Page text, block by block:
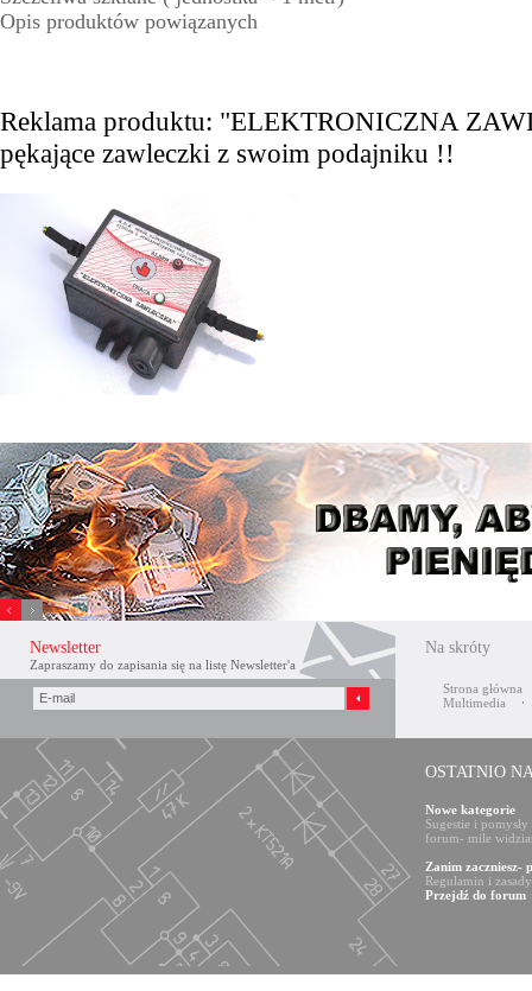
Opis produktów powiązanych
Reklama produktu: "ELEKTRONICZNA
pękające zawleczki z swoim podajniku !!
سكس
Newsletter
Zapraszamy do zapisania się na listę Newsletter'a
Na skróty
Strona główna
Multimedia
OSTATNIO
Nowe kategorie
Sugestie i
forum- mile
Zanim zaczniesz-
Regulamin i
Przejdź do forum